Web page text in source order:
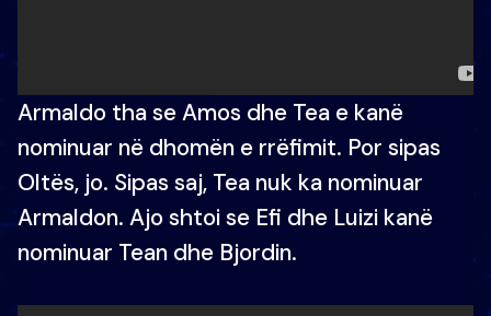
Armaldo tha se Amos dhe Tea e kanë
nominuar në dhomën e rrëfimit. Por sipas
Oltës, jo. Sipas saj, Tea nuk ka nominuar
Armaldon. Ajo shtoi se Efi dhe Luizi kanë
nominuar Tean dhe Bjordin.